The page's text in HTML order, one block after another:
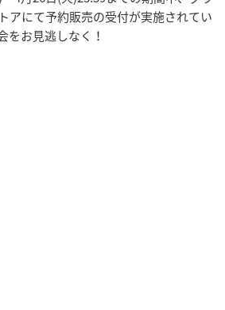
アにて予約販売の受付が実施されてい
をお見逃しなく！